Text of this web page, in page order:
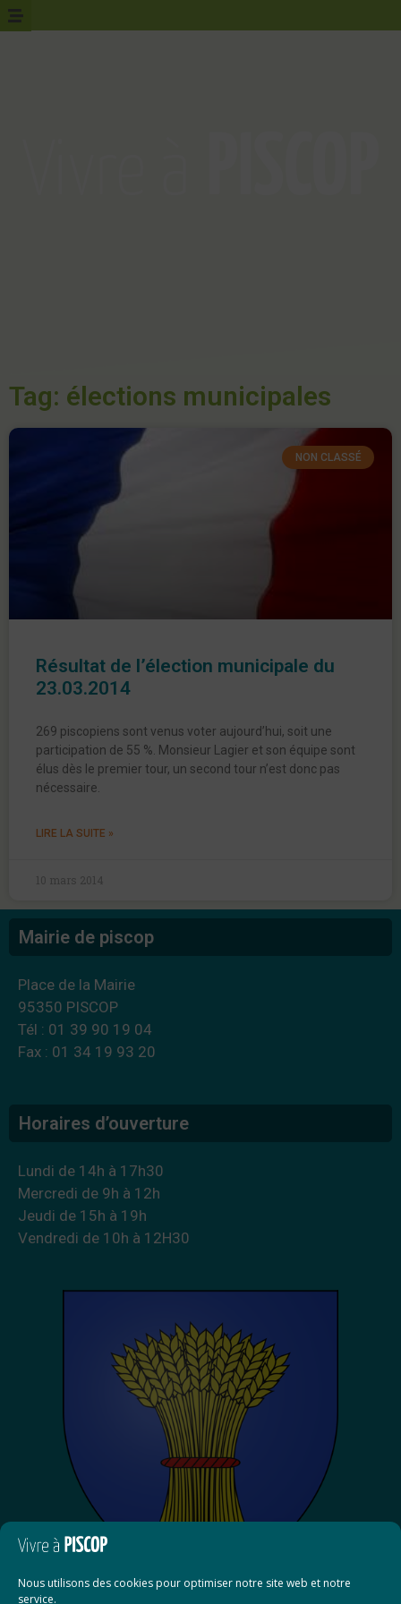
Nous utilisons des cookies pour optimiser notre site web et notre
service.
Tag: élections municipales
NON CLASSÉ
Résultat de l’élection municipale du
23.03.2014
269 piscopiens sont venus voter aujourd’hui, soit une
participation de 55 %. Monsieur Lagier et son équipe sont
élus dès le premier tour, un second tour n’est donc pas
nécessaire.
LIRE LA SUITE »
10 mars 2014
Mairie de piscop
Place de la Mairie
95350 PISCOP
Tél : 01 39 90 19 04
Fax : 01 34 19 93 20
Horaires d’ouverture
Lundi de 14h à 17h30
Mercredi de 9h à 12h
Jeudi de 15h à 19h
Vendredi de 10h à 12H30